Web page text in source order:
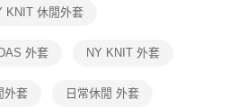
support/home
提供之「AFTEE先享後付」服務完成之交
KNIT 休閒外套
外套 NY KNIT 外套
外套 日常休閒 外套